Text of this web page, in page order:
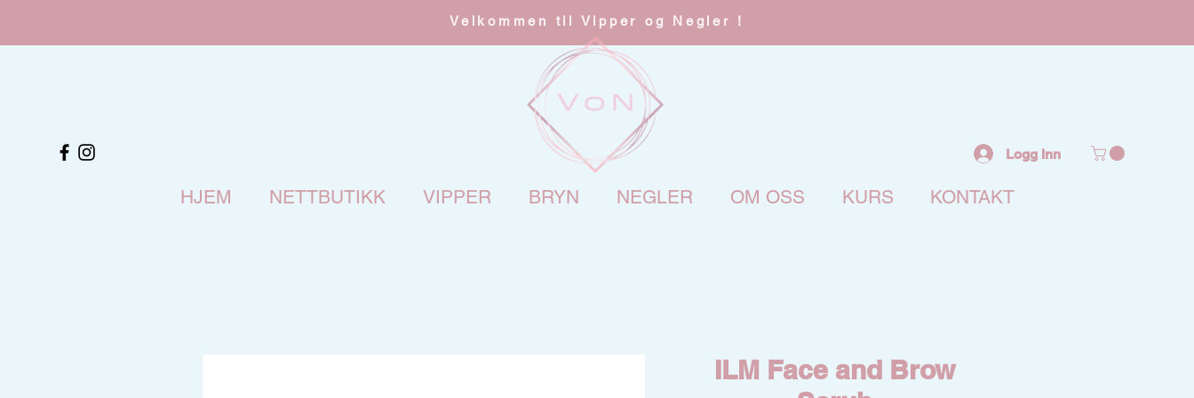
Logg Inn
Velkommen til Vipper og Negler !
HJEM NETTBUTIKK VIPPER BRYN NEGLER OM OSS KURS KONTAKT
ILM Face and Brow